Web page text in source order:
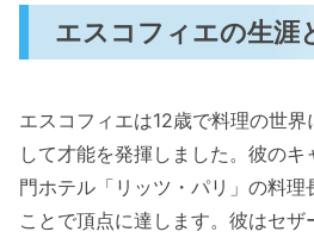
エスコフィエの生涯
エスコフィエは12歳で料理の世界
して才能を発揮しました。彼の
門ホテル「リッツ・パリ」の料理
ことで頂点に達します。彼はセザ